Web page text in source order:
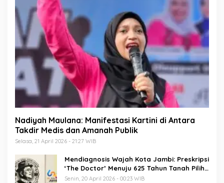
Nadiyah Maulana: Manifestasi Kartini di Antara
Takdir Medis dan Amanah Publik
Selasa, 21 April 2026 - 21:27 WIB
Mendiagnosis Wajah Kota Jambi: Preskripsi
‘The Doctor’ Menuju 625 Tahun Tanah Pilih
Pusako Batuah
Senin, 20 April 2026 - 00:23 WIB